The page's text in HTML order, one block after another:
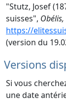
"Stutz, Josef
suisses",
https://
(version du
Versions
Si vous
une date